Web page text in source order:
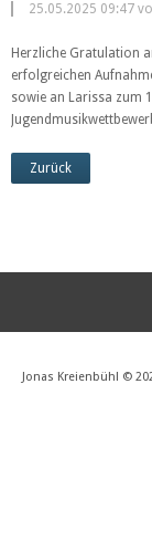
25.05.2025 09:47
Herzliche Gratulation
erfolgreichen
sowie an Larissa zum
Zurück
Jonas Kreienbühl ©